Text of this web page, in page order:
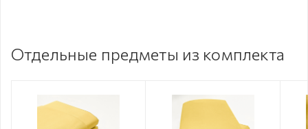
Отдельные предметы из комплекта